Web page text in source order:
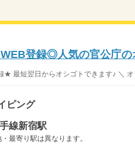
WEB登録◎人気の官公庁
★ 最短翌日からオシゴトできます♪ ＼
ピング
線新宿駅
最寄り駅は異なります。